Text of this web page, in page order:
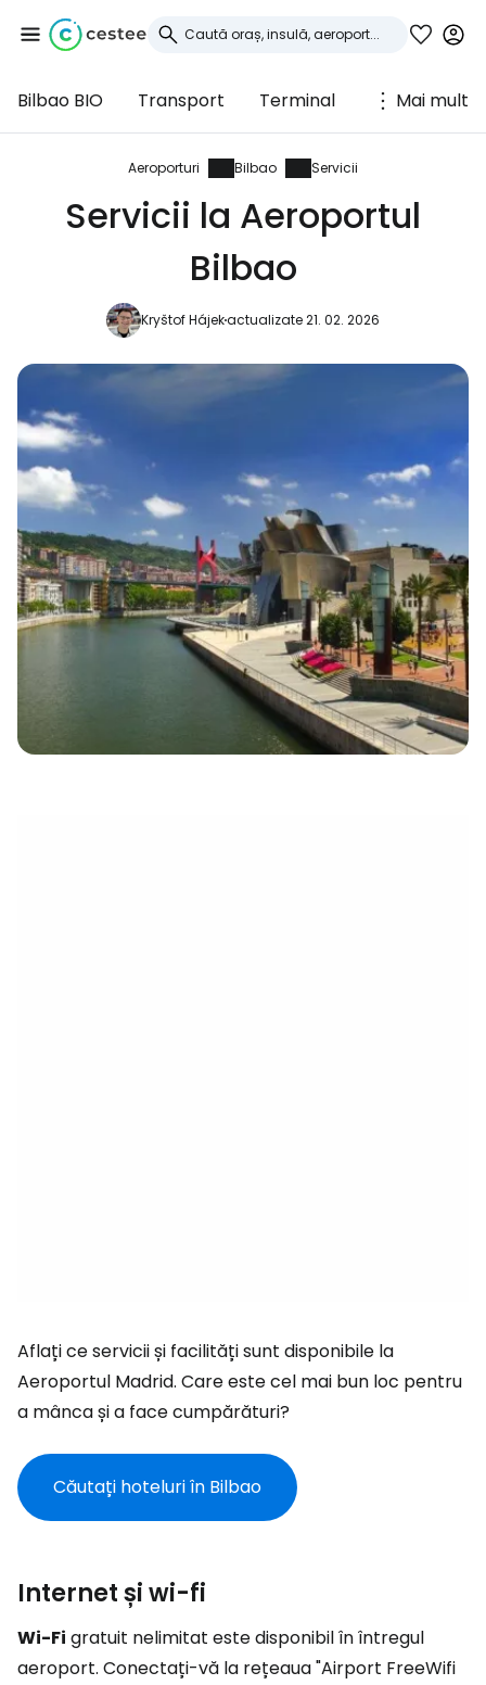
Bilbao BIO Transport Terminal Mai mult
Aeroporturi Bilbao Servicii
Servicii la Aeroportul
Bilbao
Kryštof Hájekactualizate 21. 02. 2026
Aflați ce servicii și facilități sunt disponibile la
Aeroportul Madrid. Care este cel mai bun loc pentru
a mânca și a face cumpărături?
Căutați hoteluri în Bilbao
Internet și wi-fi
Wi-Fi gratuit nelimitat este disponibil în întregul
aeroport. Conectați-vă la rețeaua "Airport FreeWifi
Conectați-vă la
Cestee
... comunitatea mondială a călătorilor
Continuați cu Facebook
Continuați cu e-mailul